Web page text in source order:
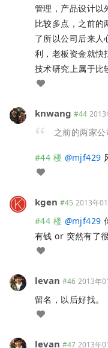
管理，产品设计以
比较多点，之前的
了所以公司后来人
利，老板资金就快
技术研究上属于比
knwang #44 2013
之前的两家
#44 楼 @mjf429
kgen #45 2013年
#44 楼 @mjf429
有钱 or 突然有了
levan #46 2013年
留名，以后好找。
levan #47 2013年